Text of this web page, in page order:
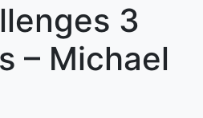
3
– Michael